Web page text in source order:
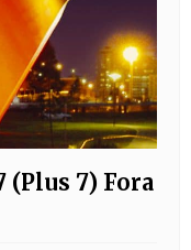
(Plus 7) Fora